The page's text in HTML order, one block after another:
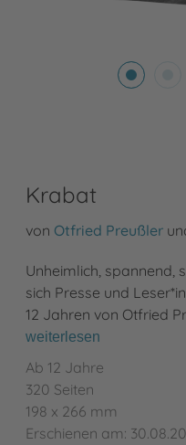
Krabat
von Otfried Preußler
Unheimlich, spannend,
sich Presse und
12 Jahren von Otfried
weiterlesen
Ab 12 Jahre
320 Seiten
198 x 266 mm
Erschienen am: